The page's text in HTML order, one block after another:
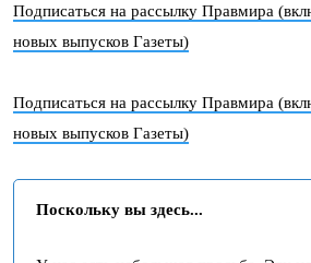
Подписаться на рассылку Правмира
новых выпусков Газеты)
Подписаться на рассылку Правмира
новых выпусков Газеты)
Поскольку вы здесь...